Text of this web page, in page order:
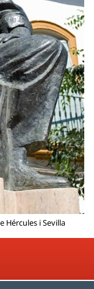
Hércules i Sevilla